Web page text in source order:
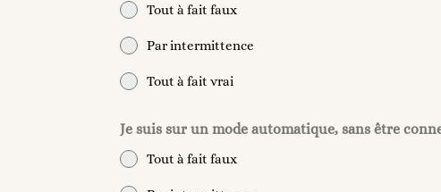
Tout à fait faux
Par intermittence
Tout à fait vrai
Je suis sur un mode automatique, sans être
Tout à fait faux